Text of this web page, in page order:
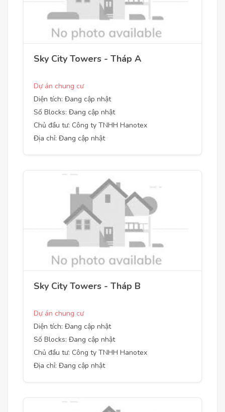
Sky City Towers - Tháp A
Dự án chung cư
Diện tích: Đang cập nhật
Số Blocks: Đang cập nhật
Chủ đầu tư: Công ty TNHH Hanotex
Địa chỉ: Đang cập nhật
Sky City Towers - Tháp B
Dự án chung cư
Diện tích: Đang cập nhật
Số Blocks: Đang cập nhật
Chủ đầu tư: Công ty TNHH Hanotex
Địa chỉ: Đang cập nhật